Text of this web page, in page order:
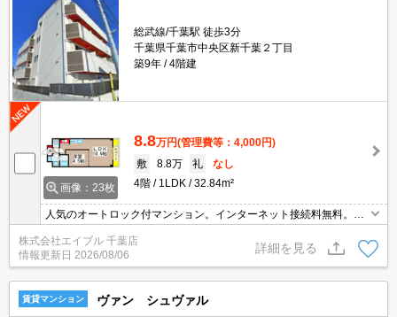
総武線/千葉駅 徒歩3分
千葉県千葉市中央区新千葉２丁目
築9年
4階建
画像：23枚
8.8万円(管理費等：4,000円)
敷
8.8万 礼
なし
4階
1LDK 32.84m²
人気のオートロック付マンション。インターネット接続料無料。浴
室換気乾燥式。洗面化粧台付き。システムキッチン。エアコン2基
付き。TVインターホン付き。追い焚き機能付きバス。仲介手数料家
賃の55%。
株式会社エイブル 千葉店
情報更新日 2026/08/06
詳細を見る
賃貸マンション ヴァン シュヴァル